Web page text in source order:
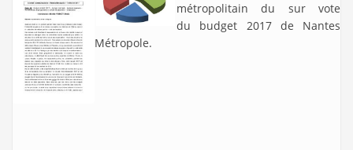
métropolitain du sur vote
du budget 2017 de Nantes
Métropole.